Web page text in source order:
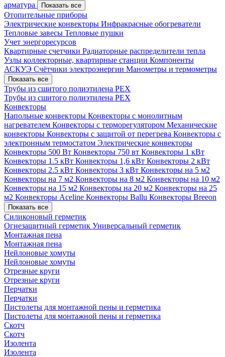
арматура
Показать все
Отопительные приборы
Электрические конвекторы Инфракрасные обогреватели
Тепловые завесы Тепловые пушки
Учет энергоресурсов
Квартирные счетчики Радиаторные распределители тепла
Узлы коллекторные, квартирные станции Компоненты
АСКУЭ Счётчики электроэнергии Манометры и термометры
Показать все
Трубы из сшитого полиэтилена PEX
Трубы из сшитого полиэтилена PEX
Конвекторы
Напольные конвекторы Конвекторы с монолитным
нагревателем Конвекторы с терморегулятором Механические
конвекторы Конвекторы с защитой от перегрева Конвекторы с
электронным термостатом Электрические конвекторы
Конвекторы 500 Вт Конвекторы 750 вт Конвекторы 1 кВт
Конвекторы 1.5 кВт Конвекторы 1,6 кВт Конвекторы 2 кВт
Конвекторы 2.5 кВт Конвекторы 3 кВт Конвекторы на 5 м2
Конвекторы на 7 м2 Конвекторы на 8 м2 Конвекторы на 10 м2
Конвекторы на 15 м2 Конвекторы на 20 м2 Конвекторы на 25
м2 Конвекторы Aceline Конвекторы Ballu Конвекторы Breeon
Показать все
Силиконовый герметик
Огнезащитный герметик Универсальный герметик
Монтажная пена
Монтажная пена
Нейлоновые хомуты
Нейлоновые хомуты
Отрезные круги
Отрезные круги
Перчатки
Перчатки
Пистолеты для монтажной пены и герметика
Пистолеты для монтажной пены и герметика
Скотч
Скотч
Изолента
Изолента